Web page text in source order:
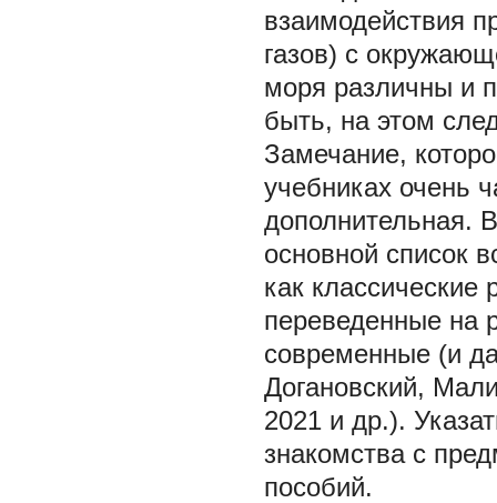
взаимодействия
газов) с
моря различны и
быть, на этом
Замечание,
учебниках очень
дополнительная.
основной список
как
переведенные на
современные (и
Догановский,
2021 и др.).
знакомства с
пособий.